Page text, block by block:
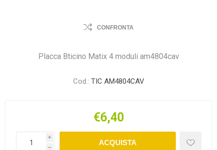
CONFRONTA
Placca Bticino Matix 4 moduli am4804cav
Cod.: TIC AM4804CAV
€6,40
i
h
ACQUISTA